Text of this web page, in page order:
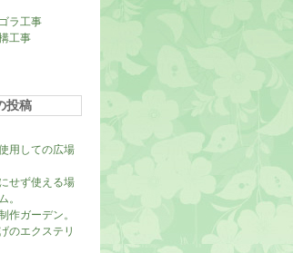
ラ工事
工事
投稿
用しての広場
せず使える場
。
作ガーデン。
のエクステリ